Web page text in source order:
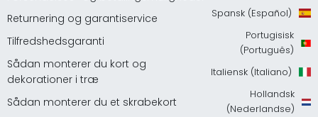
Returnering og garantiservice
Tilfredshedsgaranti
Sådan monterer du kort og
dekorationer i træ
Sådan monterer du et skrabekort
Spansk (Español)
Portugisisk
(Português)
Italiensk (Italiano)
Hollandsk
(Nederlandse)